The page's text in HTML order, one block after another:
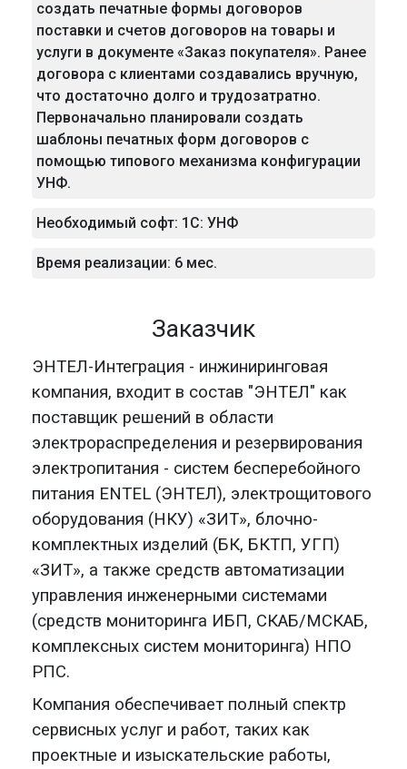
создать печатные формы договоров
поставки и счетов договоров на товары и
услуги в документе «Заказ покупателя». Ранее
договора с клиентами создавались вручную,
что достаточно долго и трудозатратно.
Первоначально планировали создать
шаблоны печатных форм договоров с
помощью типового механизма конфигурации
УНФ.
Необходимый софт: 1C: УНФ
Время реализации: 6 мес.
Заказчик
ЭНТЕЛ-Интеграция - инжиниринговая
компания, входит в состав "ЭНТЕЛ" как
поставщик решений в области
электрораспределения и резервирования
электропитания - систем бесперебойного
питания ENTEL (ЭНТЕЛ), электрощитового
оборудования (НКУ) «ЗИТ», блочно-
комплектных изделий (БК, БКТП, УГП)
«ЗИТ», а также средств автоматизации
управления инженерными системами
(средств мониторинга ИБП, СКАБ/МСКАБ,
комплексных систем мониторинга) НПО
РПС.
Компания обеспечивает полный спектр
сервисных услуг и работ, таких как
проектные и изыскательские работы,